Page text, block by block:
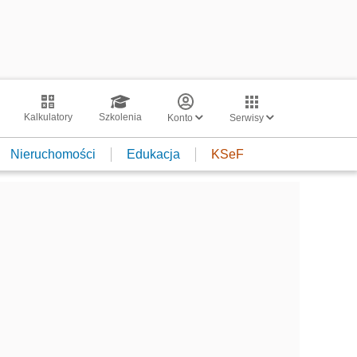
Kalkulatory Szkolenia Konto Serwisy
Nieruchomości Edukacja KSeF